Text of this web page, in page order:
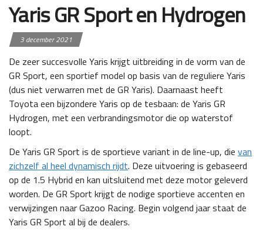
Yaris GR Sport en Hydrogen
3 december 2021
De zeer succesvolle Yaris krijgt uitbreiding in de vorm van de
GR Sport, een sportief model op basis van de reguliere Yaris
(dus niet verwarren met de GR Yaris). Daarnaast heeft
Toyota een bijzondere Yaris op de tesbaan: de Yaris GR
Hydrogen, met een verbrandingsmotor die op waterstof
loopt.
De Yaris GR Sport is de sportieve variant in de line-up, die van
zichzelf al heel dynamisch rijdt. Deze uitvoering is gebaseerd
op de 1.5 Hybrid en kan uitsluitend met deze motor geleverd
worden. De GR Sport krijgt de nodige sportieve accenten en
verwijzingen naar Gazoo Racing. Begin volgend jaar staat de
Yaris GR Sport al bij de dealers.